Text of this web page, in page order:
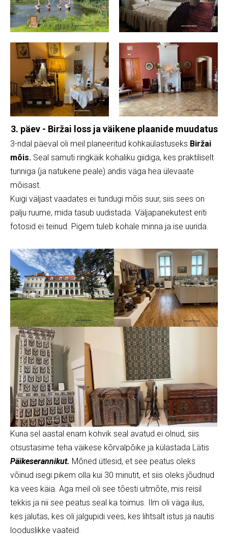
3. päev - Biržai loss ja väikene plaanide muudatus
3-ndal päeval oli meil planeeritud kohkaülastuseks Biržai
mõis. Seal samuti ringkäik kohaliku giidiga, kes praktiliselt
tunniga (ja natukene peale) andis väga hea ülevaate
mõisast.
Kuigi väljast vaadates ei tundugi mõis suur, siis sees on
palju ruume, mida tasub uudistada. Väljapanekutest eriti
fotosid ei teinud. Pigem tuleb kohale minna ja ise uurida.
Kuna sel aastal enam kohvik seal avatud ei olnud, siis
otsustasime teha väikese kõrvalpõike ja külastada Lätis
Päikeserannikut. Mõned ütlesid, et see peatus oleks
võinud isegi pikem olla kui 30 minutit, et siis oleks jõudnud
ka vees käia. Aga meil oli see tõesti uitmõte, mis reisil
tekkis ja nii see peatus seal ka toimus. Ilm oli väga ilus,
kes jalutas, kes oli jalgupidi vees, kes lihtsalt istus ja nautis
looduslikke vaateid.